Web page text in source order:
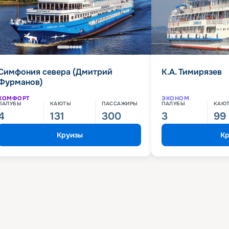
севера (Дмитрий
КАЮТЫ
131
ПАССАЖИРЫ
300
Круизы
К.А. Тимирязев
ЭКОНОМ
ПАЛУБЫ
3 99